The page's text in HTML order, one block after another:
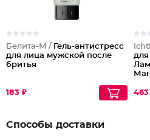
Белита-М / Гель-антистресс
для лица мужской после
бритья
183 ₽
для
463
Способы доставки